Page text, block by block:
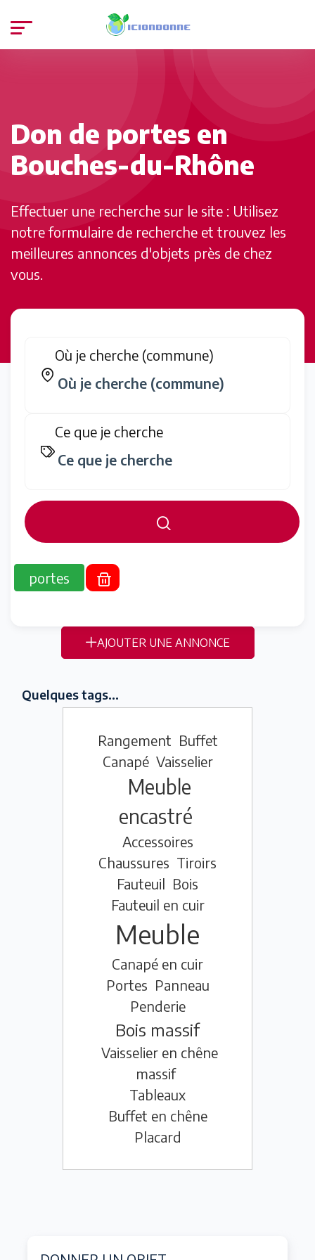
Don de portes en
Bouches-du-Rhône
Effectuer une recherche sur le site : Utilisez
notre formulaire de recherche et trouvez les
meilleures annonces d'objets près de chez
vous.
Où je cherche (commune)
Ce que je cherche
portes
AJOUTER UNE ANNONCE
Quelques tags...
Rangement Buffet
Canapé Vaisselier
Meuble
encastré
Accessoires
Chaussures Tiroirs
Fauteuil Bois
Fauteuil en cuir
Meuble
Canapé en cuir
Portes Panneau
Penderie
Bois massif
Vaisselier en chêne
massif
Tableaux
Buffet en chêne
Placard